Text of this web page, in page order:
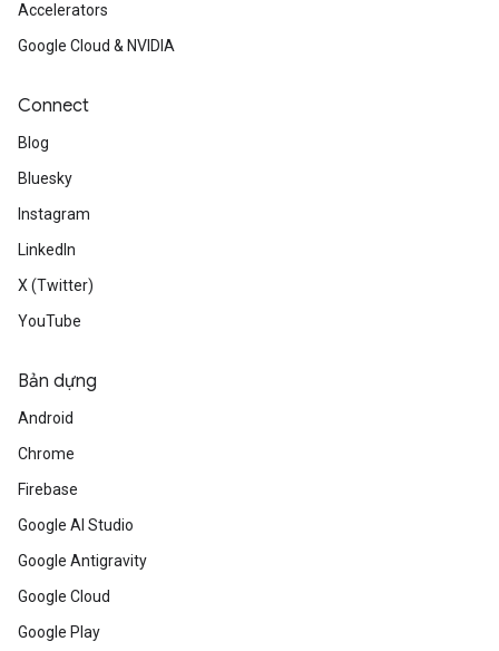
Accelerators
Google Cloud & NVIDIA
Connect
Blog
Bluesky
Instagram
LinkedIn
X (Twitter)
YouTube
Bản dựng
Android
Chrome
Firebase
Google AI Studio
Google Antigravity
Google Cloud
Google Play